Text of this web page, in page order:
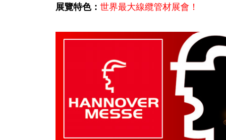
展覽特色： 世界最大線纜管材展會！